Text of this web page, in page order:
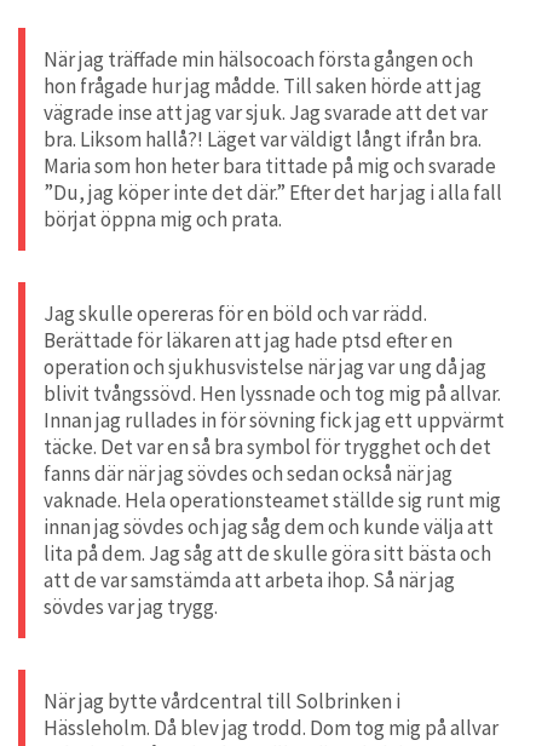
När jag träffade min hälsocoach första gången och
hon frågade hur jag mådde. Till saken hörde att jag
vägrade inse att jag var sjuk. Jag svarade att det var
bra. Liksom hallå?! Läget var väldigt långt ifrån bra.
Maria som hon heter bara tittade på mig och svarade
”Du, jag köper inte det där.” Efter det har jag i alla fall
börjat öppna mig och prata.
Jag skulle opereras för en böld och var rädd.
Berättade för läkaren att jag hade ptsd efter en
operation och sjukhusvistelse när jag var ung då jag
blivit tvångssövd. Hen lyssnade och tog mig på allvar.
Innan jag rullades in för sövning fick jag ett uppvärmt
täcke. Det var en så bra symbol för trygghet och det
fanns där när jag sövdes och sedan också när jag
vaknade. Hela operationsteamet ställde sig runt mig
innan jag sövdes och jag såg dem och kunde välja att
lita på dem. Jag såg att de skulle göra sitt bästa och
att de var samstämda att arbeta ihop. Så när jag
sövdes var jag trygg.
När jag bytte vårdcentral till Solbrinken i
Hässleholm. Då blev jag trodd. Dom tog mig på allvar